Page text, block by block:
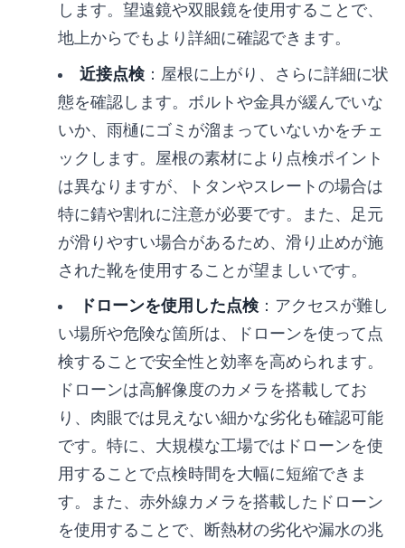
します。望遠鏡や双眼鏡を使用することで、
地上からでもより詳細に確認できます。
近接点検：屋根に上がり、さらに詳細に状
態を確認します。ボルトや金具が緩んでいな
いか、雨樋にゴミが溜まっていないかをチェ
ックします。屋根の素材により点検ポイント
は異なりますが、トタンやスレートの場合は
特に錆や割れに注意が必要です。また、足元
が滑りやすい場合があるため、滑り止めが施
された靴を使用することが望ましいです。
ドローンを使用した点検：アクセスが難し
い場所や危険な箇所は、ドローンを使って点
検することで安全性と効率を高められます。
ドローンは高解像度のカメラを搭載してお
り、肉眼では見えない細かな劣化も確認可能
です。特に、大規模な工場ではドローンを使
用することで点検時間を大幅に短縮できま
す。また、赤外線カメラを搭載したドローン
を使用することで、断熱材の劣化や漏水の兆